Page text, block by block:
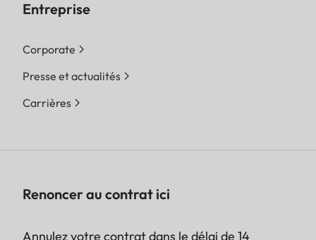
Entreprise
Corporate
Presse et actualités
Carrières
Renoncer au contrat ici
Annulez votre contrat dans le délai de 14